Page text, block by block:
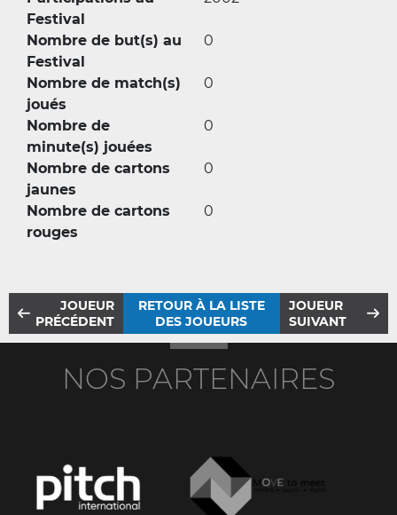
Festival
Nombre de but(s) au
Festival
0
Nombre de match(s)
joués
0
Nombre de
minute(s) jouées
0
Nombre de cartons
jaunes
0
Nombre de cartons
rouges
0
JOUEUR
PRÉCÉDENT
RETOUR À LA LISTE
DES JOUEURS
JOUEUR
SUIVANT
NOS PARTENAIRES